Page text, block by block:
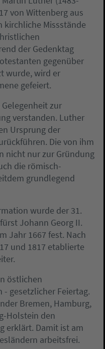
von Wittenberg aus
kirchliche Missstände
der Gedenktag
gegenüber
wurde, wird er
gefeiert.
zur
verstanden. Luther
Ursprung der
Die von ihm
nicht nur zur Gründung
die römisch-
grundlegend
wurde der 31.
Johann Georg II.
Jahr 1667 fest. Nach
und 1817 etablierte
östlichen
gesetzlicher Feiertag.
Bremen, Hamburg,
Holstein den
erklärt. Damit ist am
arbeitsfrei.